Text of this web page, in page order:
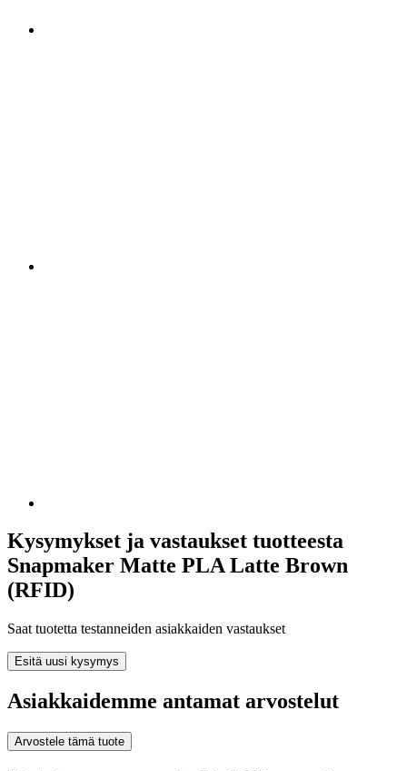
Kysymykset ja vastaukset tuotteesta
Snapmaker Matte PLA Latte Brown
(RFID)
Saat tuotetta testanneiden asiakkaiden vastaukset
Esitä uusi kysymys
Asiakkaidemme antamat arvostelut
Arvostele tämä tuote